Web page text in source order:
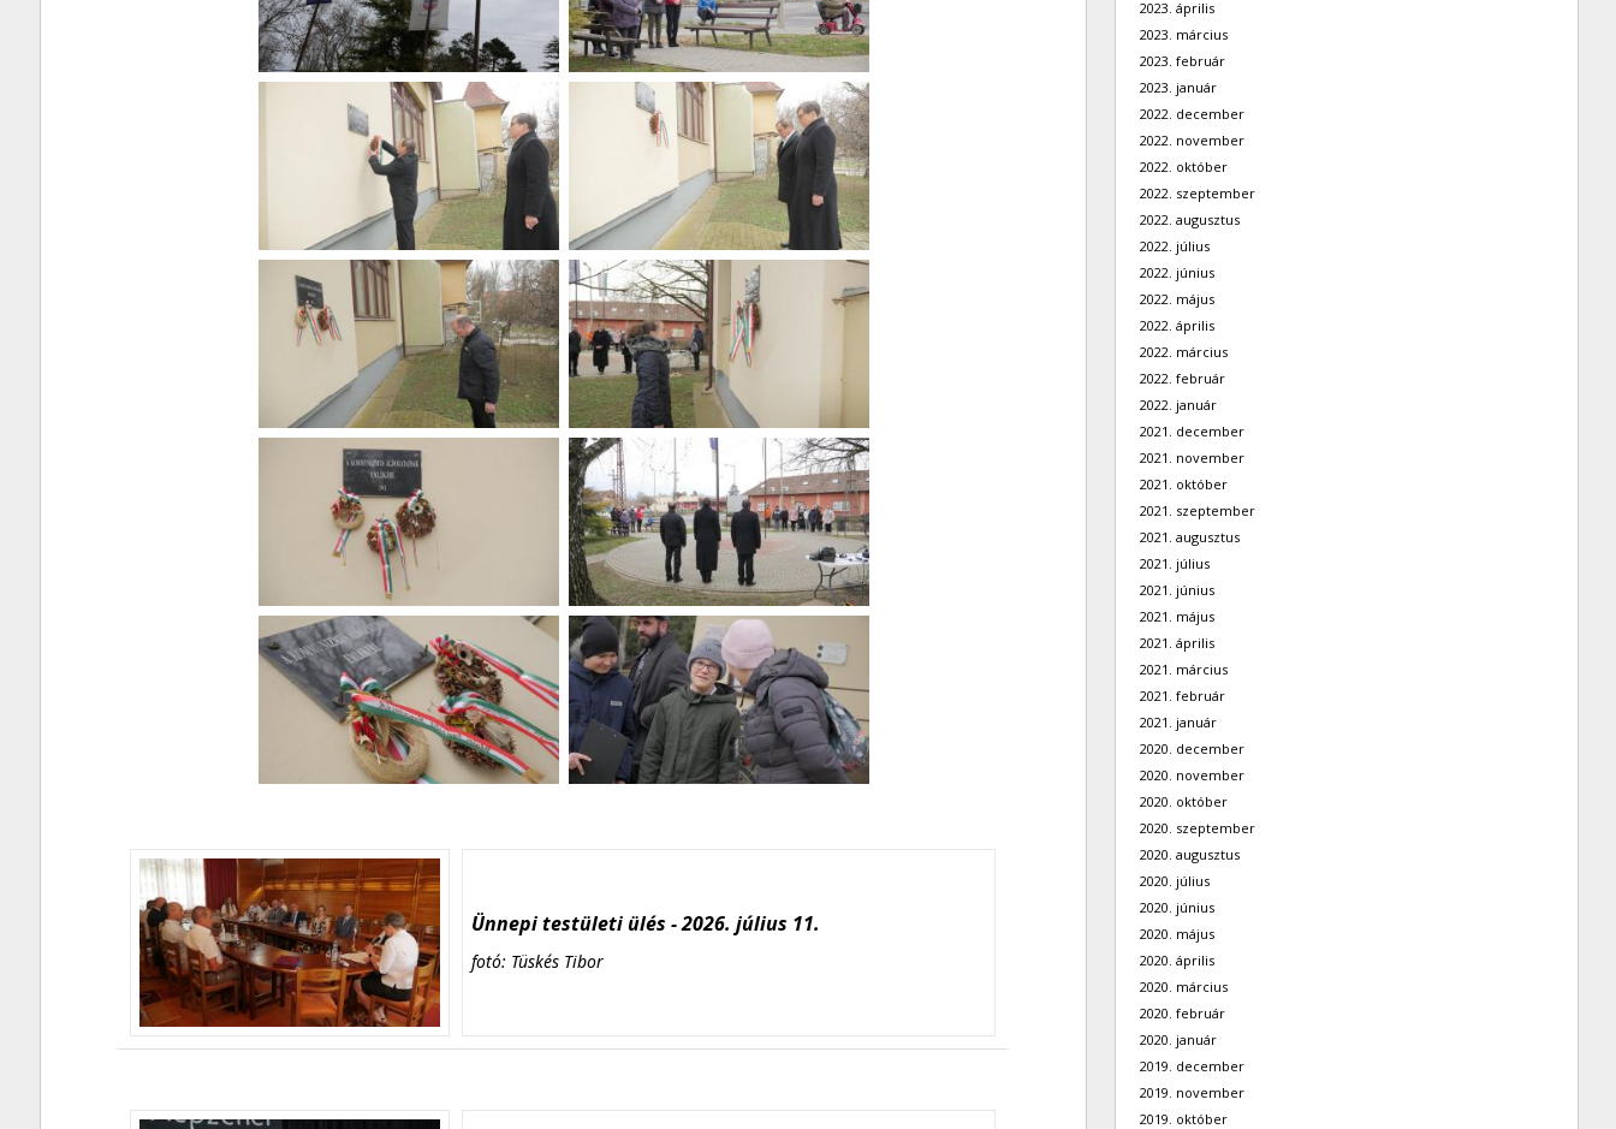
Ünnepi testületi ülés - 2026. július 11.
fotó: Tüskés Tibor
2023. április
2023. március
2023. február
2023. január
2022. december
2022. november
2022. október
2022. szeptember
2022. augusztus
2022. július
2022. június
2022. május
2022. április
2022. március
2022. február
2022. január
2021. december
2021. november
2021. október
2021. szeptember
2021. augusztus
2021. július
2021. június
2021. május
2021. április
2021. március
2021. február
2021. január
2020. december
2020. november
2020. október
2020. szeptember
2020. augusztus
2020. július
2020. június
2020. május
2020. április
2020. március
2020. február
2020. január
2019. december
2019. november
2019. október